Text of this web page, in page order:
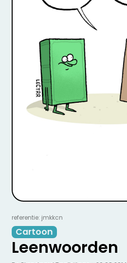
referentie: jmkkcn
Cartoon
Leenwoorden